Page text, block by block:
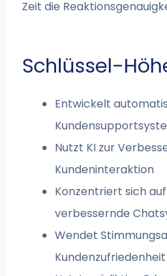
Zeit die
Schlüssel-
Entwickelt
Nutzt KI zur
Kundeninteraktion
Konzentriert sich
verbessernde
Wendet